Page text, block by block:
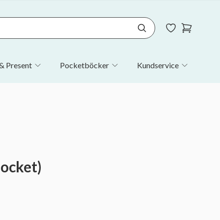
Present Pocketböcker Kundservice